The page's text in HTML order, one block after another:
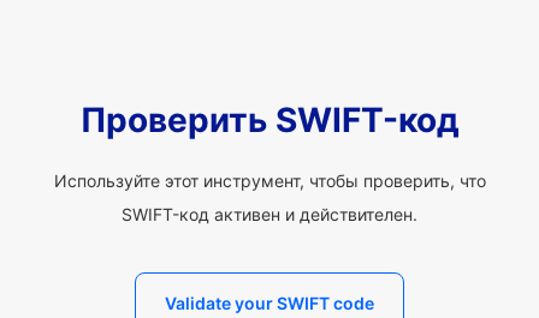
Проверить SWIFT-код
Используйте этот инструмент, чтобы проверить, что
SWIFT-код активен и действителен.
Validate your SWIFT code